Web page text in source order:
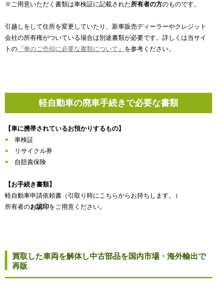
※ご用意いただく書類は車検証に記載された所有者の方のものです。
引越しをして住所を変更していたり、新車販売ディーラーやクレジット
会社の所有権がついている場合は別途書類が必要です。詳しくは当サイ
トの 『車のご売却に必要な書類について』 を参考ください。
軽自動車の廃車手続きで必要な書類
【車に携帯されているお預かりするもの】
車検証
リサイクル券
自賠責保険
【お手続き書類】
軽自動車申請依頼書（引取り時にこちらからお持ちします。）
所有者のお認印をご用意ください。
買取した車両を解体し中古部品を国内市場・海外輸出で
再販